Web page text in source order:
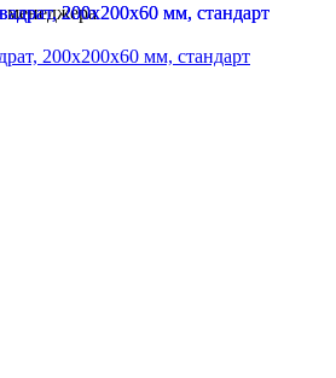
менеджера
200х200х60 мм, стандарт